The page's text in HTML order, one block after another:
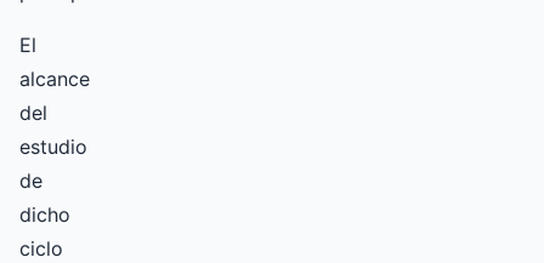
El
alcance
del
estudio
de
dicho
ciclo